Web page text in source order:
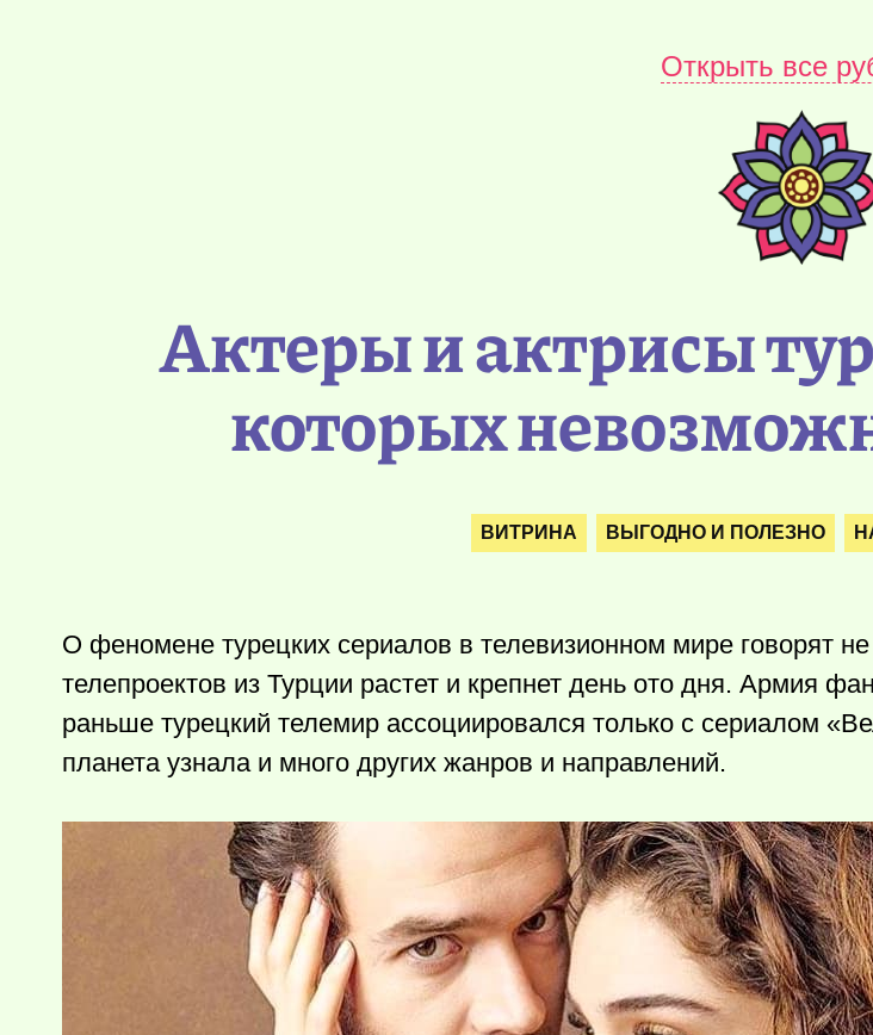
Открыть все
Актеры и актрисы
которых
ВИТРИНА ВЫГОДНО И ПОЛЕЗНО
О феномене турецких сериалов в телевизионном мире говорят
телепроектов из Турции растет и крепнет день ото дня. Армия
раньше турецкий телемир ассоциировался только с сериалом
планета узнала и много других жанров и направлений.